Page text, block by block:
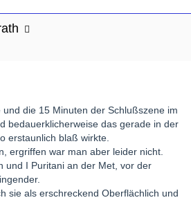
die 15 Minuten der Schlußszene im
bedauerklicherweise das gerade in der
erstaunlich blaß wirkte.
ergriffen war man aber leider nicht.
und I Puritani an der Met, vor der
sie als erschreckend Oberflächlich und